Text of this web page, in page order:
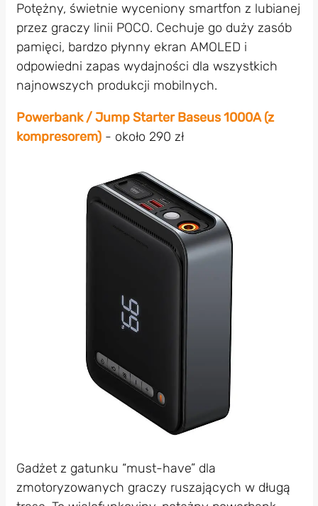
Potężny, świetnie wyceniony smartfon z lubianej
przez graczy linii POCO. Cechuje go duży zasób
pamięci, bardzo płynny ekran AMOLED i
odpowiedni zapas wydajności dla wszystkich
najnowszych produkcji mobilnych.
Powerbank / Jump Starter Baseus 1000A (z
kompresorem)- około 290 zł
Gadżet z gatunku “must-have” dla
zmotoryzowanych graczy ruszających w długą